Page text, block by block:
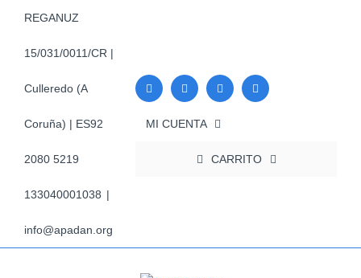
REGANUZ
15/031/0011/CR |
Culleredo (A
Coruña) | ES92
2080 5219
133040001038 |
info@apadan.org
MI CUENTA
CARRITO